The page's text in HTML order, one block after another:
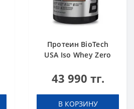
Протеин BioTech
USA Iso Whey Zero
43 990 тг.
В КОРЗИНУ